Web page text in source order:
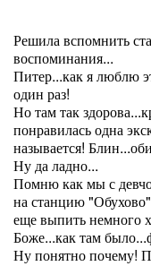
Решила вспомнить
воспоминания...
Питер...как я люблю
один раз!
Но там так
понравилась одна
называется!
Ну да ладно...
Помню как мы с
на станцию
еще выпить немного
Боже...как там
Ну понятно почему!